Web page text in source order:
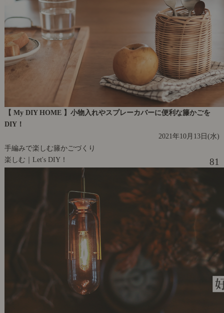
【 My DIY HOME 】小物入れやスプレーカバーに便利な籐かごを
DIY！
2021年10月13日(水)
手編みで楽しむ籐かごづくり
楽しむ｜Let's DIY！
81